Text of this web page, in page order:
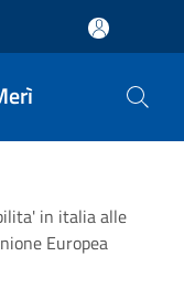
in italia alle
Europea